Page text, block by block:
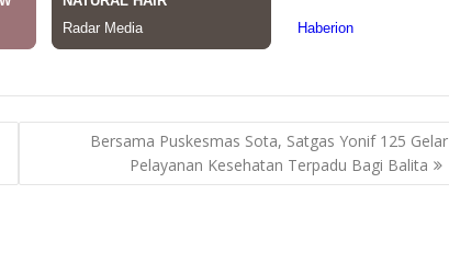
Bersama Puskesmas Sota, Satgas Yonif 125 Gelar
Pelayanan Kesehatan Terpadu Bagi Balita